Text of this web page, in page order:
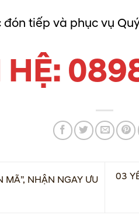
tiếp và phục vụ
HỆ:
NHẬN NGAY ƯU
03